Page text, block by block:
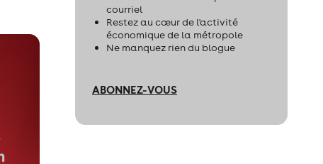
courriel
Restez au cœur de l'activité
économique de la métropole
Ne manquez rien du blogue
ABONNEZ-VOUS